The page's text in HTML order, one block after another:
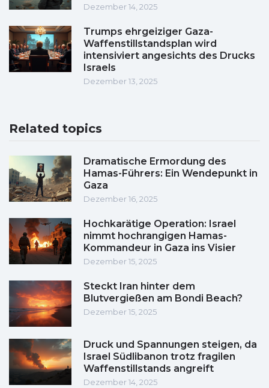
Dezember 14, 2025
Trumps ehrgeiziger Gaza-
Waffenstillstandsplan wird
intensiviert angesichts des Drucks
Israels
Dezember 13, 2025
Related topics
Dramatische Ermordung des
Hamas-Führers: Ein Wendepunkt in
Gaza
Dezember 16, 2025
Hochkarätige Operation: Israel
nimmt hochrangigen Hamas-
Kommandeur in Gaza ins Visier
Dezember 15, 2025
Steckt Iran hinter dem
Blutvergießen am Bondi Beach?
Dezember 15, 2025
Druck und Spannungen steigen, da
Israel Südlibanon trotz fragilen
Waffenstillstands angreift
Dezember 14, 2025